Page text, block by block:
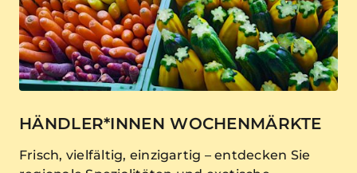
HÄNDLER*INNEN WOCHENMÄRKTE
Frisch, vielfältig, einzigartig – entdecken Sie